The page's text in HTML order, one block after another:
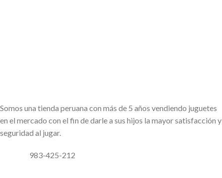
Somos una tienda peruana con más de 5 años vendiendo juguetes
en el mercado con el fin de darle a sus hijos la mayor satisfacción y
seguridad al jugar.
983-425-212